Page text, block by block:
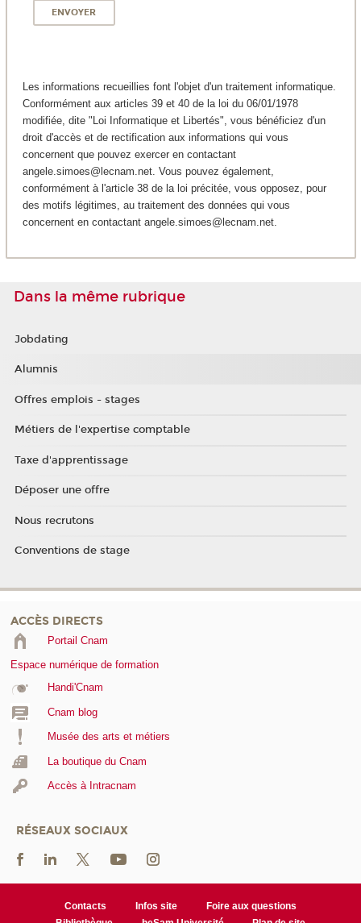
Les informations recueillies font l'objet d'un traitement informatique.
Conformément aux articles 39 et 40 de la loi du 06/01/1978
modifiée, dite "Loi Informatique et Libertés", vous bénéficiez d'un
droit d'accès et de rectification aux informations qui vous
concernent que pouvez exercer en contactant
angele.simoes@lecnam.net. Vous pouvez également,
conformément à l'article 38 de la loi précitée, vous opposez, pour
des motifs légitimes, au traitement des données qui vous
concernent en contactant angele.simoes@lecnam.net.
Dans la même rubrique
Jobdating
Alumnis
Offres emplois - stages
Métiers de l'expertise comptable
Taxe d'apprentissage
Déposer une offre
Nous recrutons
Conventions de stage
ACCÈS DIRECTS
Portail Cnam
Espace numérique de formation
Handi'Cnam
Cnam blog
Musée des arts et métiers
La boutique du Cnam
Accès à Intracnam
RÉSEAUX SOCIAUX
Contacts Infos site
Foire aux questions